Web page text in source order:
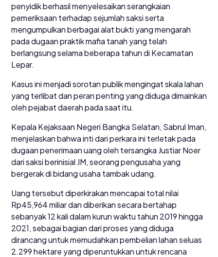
penyidik berhasil menyelesaikan serangkaian
pemeriksaan terhadap sejumlah saksi serta
mengumpulkan berbagai alat bukti yang mengarah
pada dugaan praktik mafia tanah yang telah
berlangsung selama beberapa tahun di Kecamatan
Lepar.
Kasus ini menjadi sorotan publik mengingat skala lahan
yang terlibat dan peran penting yang diduga dimainkan
oleh pejabat daerah pada saat itu.
Kepala Kejaksaan Negeri Bangka Selatan, Sabrul Iman,
menjelaskan bahwa inti dari perkara ini terletak pada
dugaan penerimaan uang oleh tersangka Justiar Noer
dari saksi berinisial JM, seorang pengusaha yang
bergerak di bidang usaha tambak udang.
Uang tersebut diperkirakan mencapai total nilai
Rp45,964 miliar dan diberikan secara bertahap
sebanyak 12 kali dalam kurun waktu tahun 2019 hingga
2021, sebagai bagian dari proses yang diduga
dirancang untuk memudahkan pembelian lahan seluas
2.299 hektare yang diperuntukkan untuk rencana